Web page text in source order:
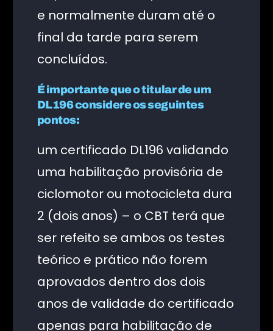
e normalmente duram até o
final da tarde para serem
concluídos.
É importante que o titular de um
DL196 considere os seguintes
pontos:
um certificado DL196 validando
uma habilitação provisória de
ciclomotor ou motocicleta dura
2 (dois anos) – o CBT terá que
ser refeito se ambos os testes
teórico e prático não forem
aprovados dentro dos dois
anos de validade do certificado
apenas para habilitação de